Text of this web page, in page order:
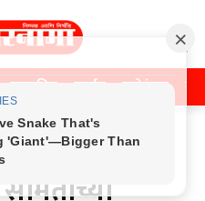
राजकीय क्राईम मनोरंजन